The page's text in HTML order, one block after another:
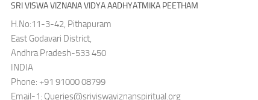
SRI VISWA VIZNANA VIDYA AADHYATMIKA PEETHAM
H.No:11-3-42, Pithapuram
East Godavari District,
Andhra Pradesh-533 450
INDIA
Phone: +91 91000 08799
Email-1: Queries@sriviswaviznanspiritual.org